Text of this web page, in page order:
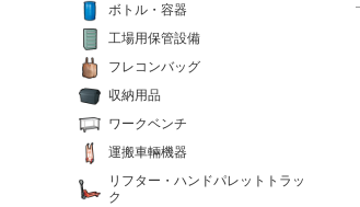
ボトル・容器
工場用保管設備
フレコンバッグ
収納用品
ワークベンチ
運搬車輛機器
リフター・ハンドパレットトラッ
ク